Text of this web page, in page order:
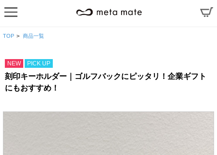
TOP > 商品一覧
NEW PICK UP
刻印キーホルダー｜ゴルフバックにピッタリ！企業ギフト
にもおすすめ！